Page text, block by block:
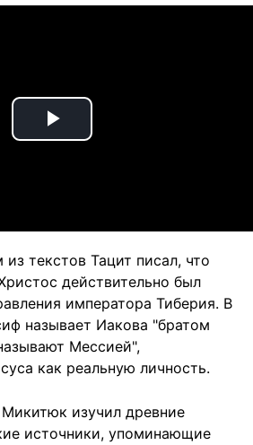
Play
текстов Тацит писал, что
действительно был
императора Тиберия. В
называет Иакова "братом
Мессией",
как реальную личность.
изучил древние
источники, упоминающие